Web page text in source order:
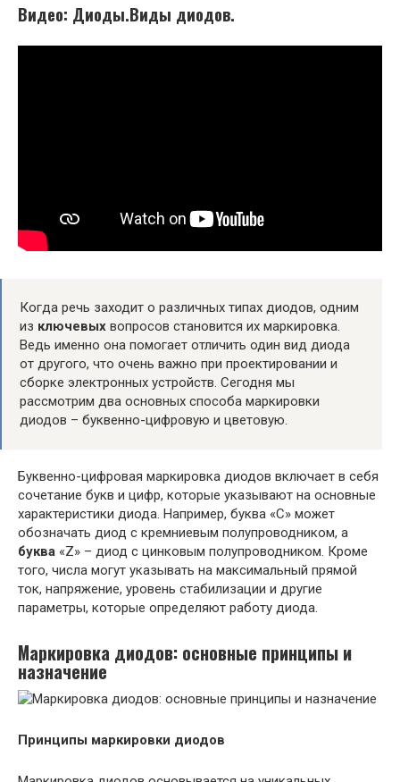
Видео: Диоды.Виды диодов.
Когда речь заходит о различных типах диодов, одним
из ключевых вопросов становится их маркировка.
Ведь именно она помогает отличить один вид диода
от другого, что очень важно при проектировании и
сборке электронных устройств. Сегодня мы
рассмотрим два основных способа маркировки
диодов – буквенно-цифровую и цветовую.
Буквенно-цифровая маркировка диодов включает в себя
сочетание букв и цифр, которые указывают на основные
характеристики диода. Например, буква «С» может
обозначать диод с кремниевым полупроводником, а
буква «Z» – диод с цинковым полупроводником. Кроме
того, числа могут указывать на максимальный прямой
ток, напряжение, уровень стабилизации и другие
параметры, которые определяют работу диода.
Маркировка диодов: основные принципы и
назначение
Принципы маркировки диодов